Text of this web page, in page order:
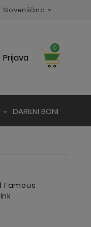
Slovenščina 
Prijava
0
DARILNI BONI